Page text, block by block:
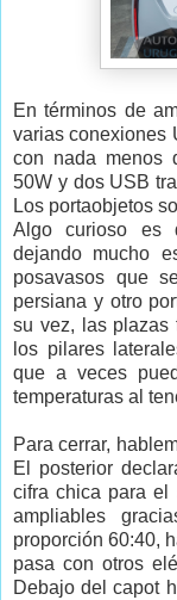
En términos de
varias conexiones
con nada menos
50W y dos USB
Los portaobjetos
Algo curioso es
dejando mucho
posavasos que
persiana y otro
su vez, las plazas
los pilares
que a veces
temperaturas al
Para cerrar,
El posterior
cifra chica para el
ampliables
proporción 60:40,
pasa con otros
Debajo del capot